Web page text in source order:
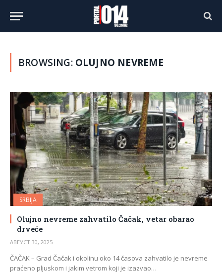
BROWSING: OLUJNO NEVREME
SRBIJA
Olujno nevreme zahvatilo Čačak, vetar obarao
drveće
АВГУСТ 30, 2025
ČAČAK – Grad Čačak i okolinu oko 14 časova zahvatilo je nevreme
praćeno pljuskom i jakim vetrom koji je izazvao…